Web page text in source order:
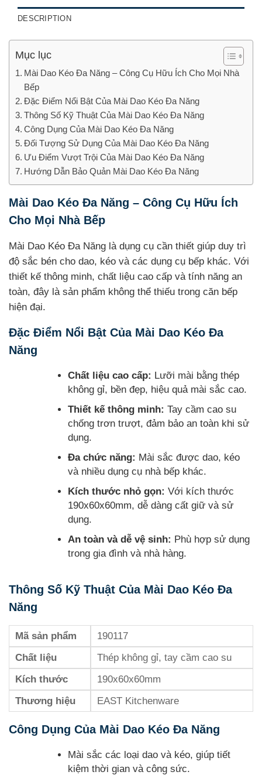
DESCRIPTION
Mục lục
Mài Dao Kéo Đa Năng – Công Cụ Hữu Ích Cho Mọi Nhà
Bếp
Đặc Điểm Nổi Bật Của Mài Dao Kéo Đa Năng
Thông Số Kỹ Thuật Của Mài Dao Kéo Đa Năng
Công Dụng Của Mài Dao Kéo Đa Năng
Đối Tượng Sử Dụng Của Mài Dao Kéo Đa Năng
Ưu Điểm Vượt Trội Của Mài Dao Kéo Đa Năng
Hướng Dẫn Bảo Quản Mài Dao Kéo Đa Năng
Mài Dao Kéo Đa Năng – Công Cụ Hữu Ích
Cho Mọi Nhà Bếp
Mài Dao Kéo Đa Năng là dụng cụ cần thiết giúp duy trì
độ sắc bén cho dao, kéo và các dụng cụ bếp khác. Với
thiết kế thông minh, chất liệu cao cấp và tính năng an
toàn, đây là sản phẩm không thể thiếu trong căn bếp
hiện đại.
Đặc Điểm Nổi Bật Của Mài Dao Kéo Đa
Năng
Chất liệu cao cấp: Lưỡi mài bằng thép
không gỉ, bền đẹp, hiệu quả mài sắc cao.
Thiết kế thông minh: Tay cầm cao su
chống trơn trượt, đảm bảo an toàn khi sử
dụng.
Đa chức năng: Mài sắc được dao, kéo
và nhiều dụng cụ nhà bếp khác.
Kích thước nhỏ gọn: Với kích thước
190x60x60mm, dễ dàng cất giữ và sử
dụng.
An toàn và dễ vệ sinh: Phù hợp sử dụng
trong gia đình và nhà hàng.
Thông Số Kỹ Thuật Của Mài Dao Kéo Đa
Năng
Mã sản phẩm 190117
Chất liệu Thép không gỉ, tay cầm cao su
Kích thước 190x60x60mm
Thương hiệu EAST Kitchenware
Công Dụng Của Mài Dao Kéo Đa Năng
Mài sắc các loại dao và kéo, giúp tiết
kiệm thời gian và công sức.